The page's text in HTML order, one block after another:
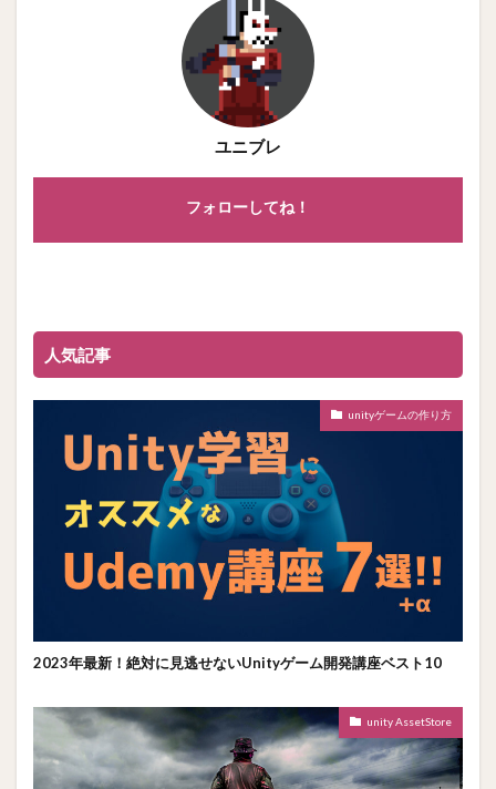
ユニブレ
フォローしてね！
人気記事
unityゲームの作り方
2023年最新！絶対に見逃せないUnityゲーム開発講座ベスト10
unity AssetStore